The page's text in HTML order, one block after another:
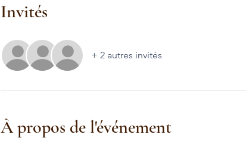
Invités
+ 2 autres invités
À propos de l'événement